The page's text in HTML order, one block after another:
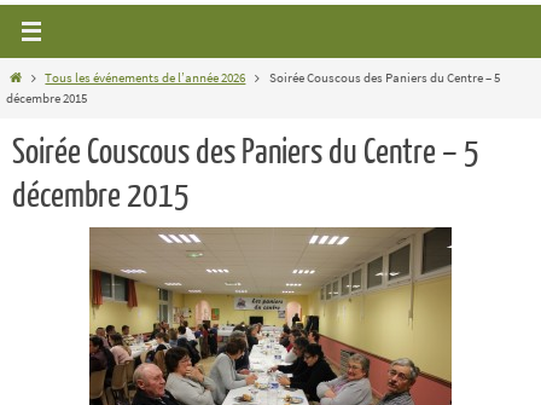
HomeTous les événements de l’année 2026
Soirée Couscous des Paniers du Centre – 5
décembre 2015
Soirée Couscous des Paniers du Centre – 5
décembre 2015